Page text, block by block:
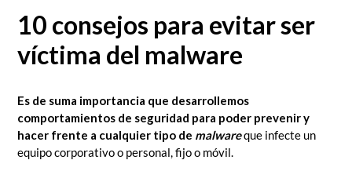
10 consejos para evitar ser
víctima del malware
Es de suma importancia que desarrollemos
comportamientos de seguridad para poder prevenir y
hacer frente a cualquier tipo de malwareque infecte un
equipo corporativo o personal, fijo o móvil.